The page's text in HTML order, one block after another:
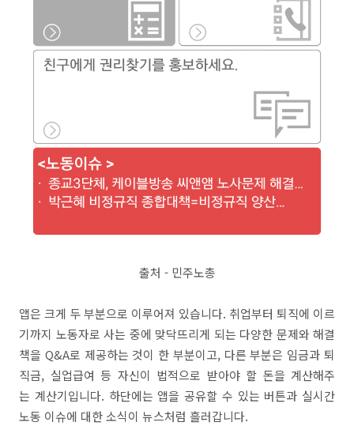
출처 - 민주노총
앱은 크게 두 부분으로 이루어져 있습니다. 취업부터 퇴직에 이르
기까지 노동자로 사는 중에 맞닥뜨리게 되는 다양한 문제와 해결
책을 Q&A로 제공하는 것이 한 부분이고, 다른 부분은 임금과 퇴
직금, 실업급여 등 자신이 법적으로 받아야 할 돈을 계산해주
는 계산기입니다. 하단에는 앱을 공유할 수 있는 버튼과 실시간
노동 이슈에 대한 소식이 뉴스처럼 흘러갑니다.